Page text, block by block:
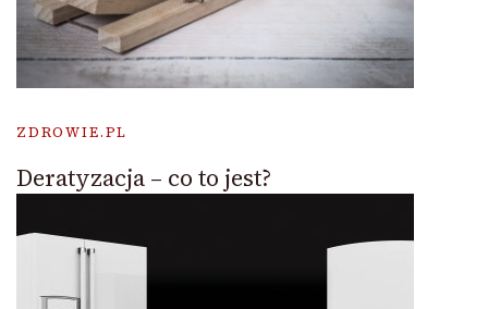
ZDROWIE.PL
Deratyzacja – co to jest?